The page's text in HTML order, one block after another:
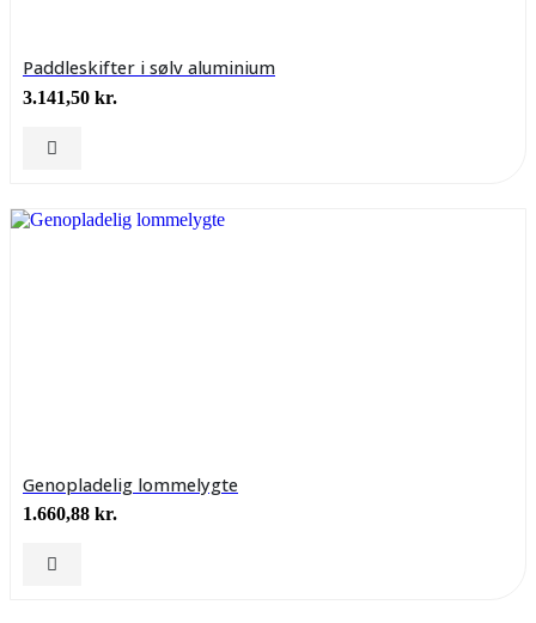
Paddleskifter i sølv aluminium
3.141,50 kr.
Genopladelig lommelygte
1.660,88 kr.